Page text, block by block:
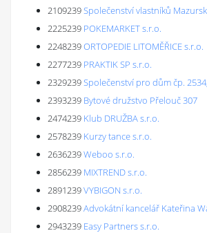
2109239Společenství vlastníků
2225239 POKEMARKET s.r.o.
2248239ORTOPEDIE LITOMĚŘICE s.r.o.
2277239 PRAKTIK SP s.r.o.
2329239Společenství pro dům čp.
2393239 Bytové družstvo Přelouč 307
2474239 Klub DRUŽBA s.r.o.
2578239 Kurzy tance s.r.o.
2636239Weboo s.r.o.
2856239 MIXTREND s.r.o.
2891239VYBIGON s.r.o.
2908239Advokátní kancelář Kateřina
2943239 Easy Partners s.r.o.